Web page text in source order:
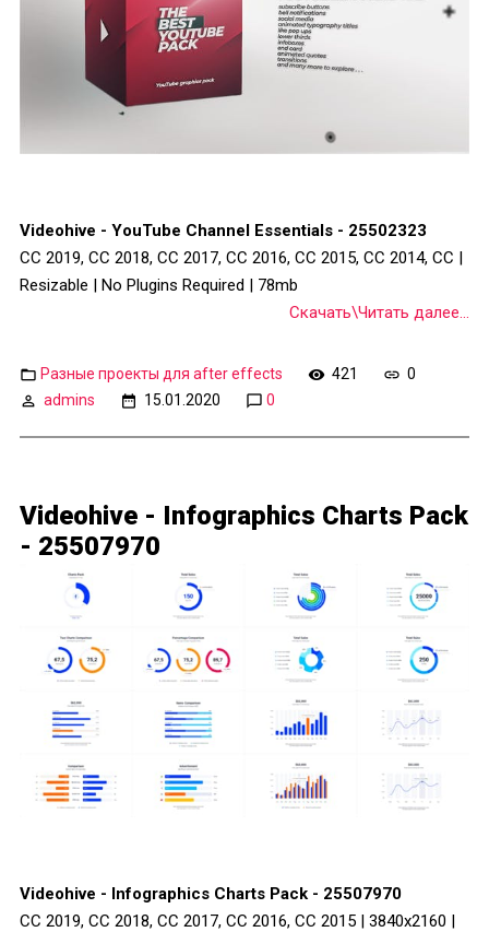
Videohive - YouTube Channel Essentials - 25502323
CC 2019, CC 2018, CC 2017, CC 2016, CC 2015, CC 2014, CC |
Resizable | No Plugins Required | 78mb
Скачать\Читать далее...
Разные проекты для after effects 421
0
admins
15.01.2020 0
Videohive - Infographics Charts Pack
- 25507970
Videohive - Infographics Charts Pack - 25507970
CC 2019, CC 2018, CC 2017, CC 2016, CC 2015 | 3840x2160 |